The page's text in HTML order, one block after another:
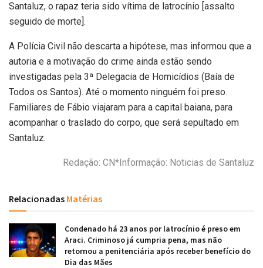
Santaluz, o rapaz teria sido vítima de latrocínio [assalto
seguido de morte].
A Polícia Civil não descarta a hipótese, mas informou que a
autoria e a motivação do crime ainda estão sendo
investigadas pela 3ª Delegacia de Homicídios (Baía de
Todos os Santos). Até o momento ninguém foi preso.
Familiares de Fábio viajaram para a capital baiana, para
acompanhar o traslado do corpo, que será sepultado em
Santaluz.
Redação: CN*Informação: Noticias de Santaluz
Relacionadas Matérias
Condenado há 23 anos por latrocínio é preso em
Araci. Criminoso já cumpria pena, mas não
retornou a penitenciária após receber benefício do
Dia das Mães